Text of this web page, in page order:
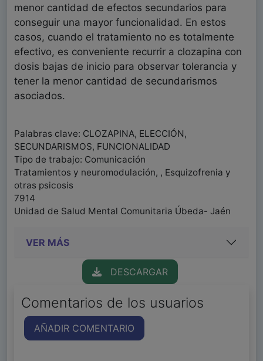
menor cantidad de efectos secundarios para
conseguir una mayor funcionalidad. En estos
casos, cuando el tratamiento no es totalmente
efectivo, es conveniente recurrir a clozapina con
dosis bajas de inicio para observar tolerancia y
tener la menor cantidad de secundarismos
asociados.
Palabras clave: CLOZAPINA, ELECCIÓN,
SECUNDARISMOS, FUNCIONALIDAD
Tipo de trabajo: Comunicación
Tratamientos y neuromodulación, , Esquizofrenia y
otras psicosis
7914
Unidad de Salud Mental Comunitaria Úbeda- Jaén
VER MÁS
DESCARGAR
Comentarios de los usuarios
AÑADIR COMENTARIO